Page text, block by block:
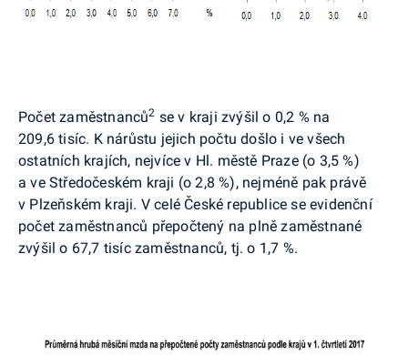
Počet zaměstnanců2 se v kraji zvýšil o 0,2 % na
209,6 tisíc. K nárůstu jejich počtu došlo i ve všech
ostatních krajích, nejvíce v Hl. městě Praze (o 3,5 %)
a ve Středočeském kraji (o 2,8 %), nejméně pak právě
v Plzeňském kraji. V celé České republice se evidenční
počet zaměstnanců přepočtený na plně zaměstnané
zvýšil o 67,7 tisíc zaměstnanců, tj. o 1,7 %.